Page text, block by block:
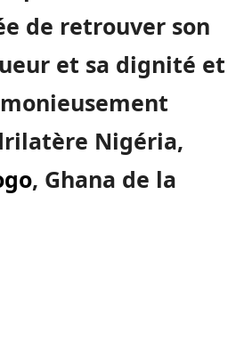
de retrouver son
et sa dignité et
Nigéria,
, Ghana de la